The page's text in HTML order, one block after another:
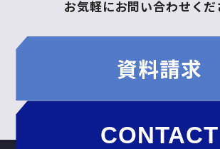
お気軽にお問い合わせくだ
資料請求
CONTACT